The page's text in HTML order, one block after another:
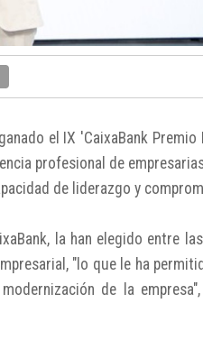
el IX 'CaixaBank Premio
profesional de
de liderazgo y
la han elegido entre
"lo que le ha
de la